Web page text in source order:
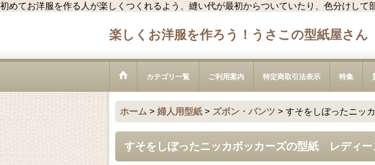
初めてお洋服を作る人が楽しくつくれるよう、縫い代が最初からついていたり、色分けし
楽しくお洋服を作ろう！うさこの型紙屋さん
カテゴリ一覧 ご利用案内 特定商取引法表示 特集
ホーム > 婦人用型紙 > ズボン・パンツ > すそをしぼったニッ
すそをしぼったニッカボッカーズの型紙 レディー